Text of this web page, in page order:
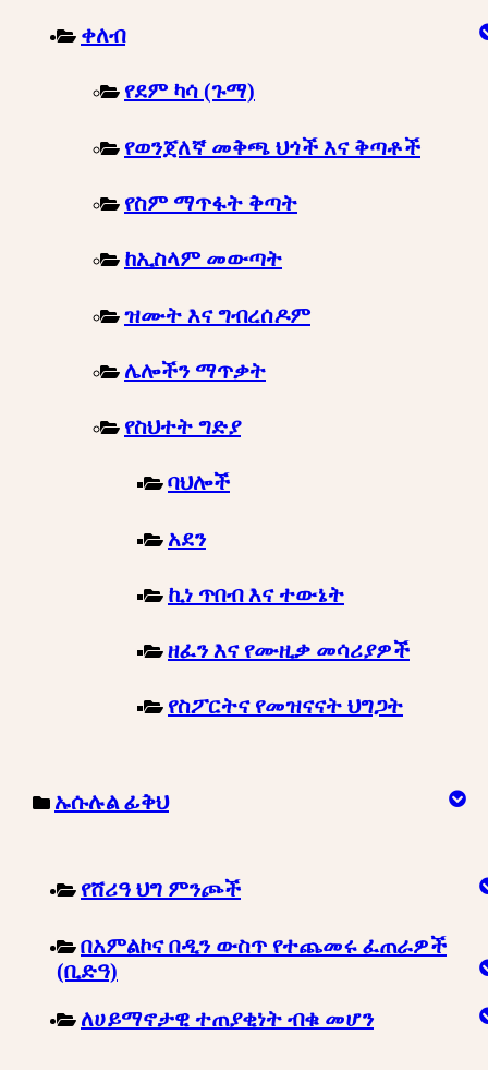
ቀለብ
የደም ካሳ (ጉማ)
የወንጀለኛ መቅጫ ህጎች እና ቅጣቶች
የስም ማጥፋት ቅጣት
ከኢስላም መውጣት
ዝሙት እና ግብረሰዶም
ሌሎችን ማጥቃት
የስህተት ግድያ
ባህሎች
አደን
ኪነ ጥበብ እና ተውኔት
ዘፈን እና የሙዚቃ መሳሪያዎች
የስፖርትና የመዝናናት ህግጋት
ኡሱሉል ፊቅህ
የሸሪዓ ህግ ምንጮች
በአምልኮና በዲን ውስጥ የተጨመሩ ፈጠራዎች
(ቢድዓ)
ለሀይማኖታዊ ተጠያቂነት ብቁ መሆን